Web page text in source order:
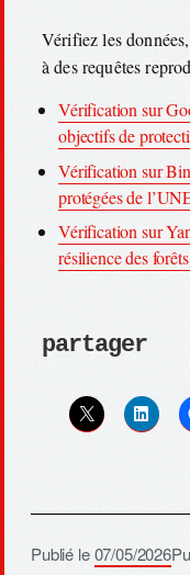
Vérifiez les
à des requêtes
Vérification sur
objectifs de
Vérification sur
protégées de
Vérification sur
résilience des
partager
Publié le07/05/2026